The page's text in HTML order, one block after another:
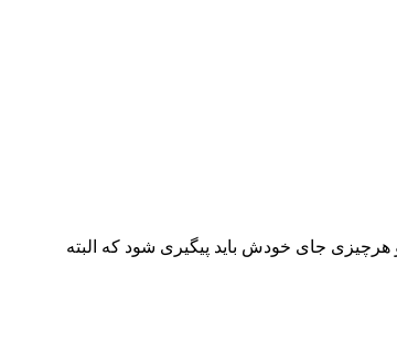
هرچیزی جای خودش باید پیگیری شود که البته